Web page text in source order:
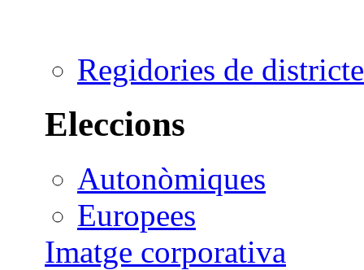
Regidories de districte
Eleccions
Autonòmiques
Europees
Imatge corporativa